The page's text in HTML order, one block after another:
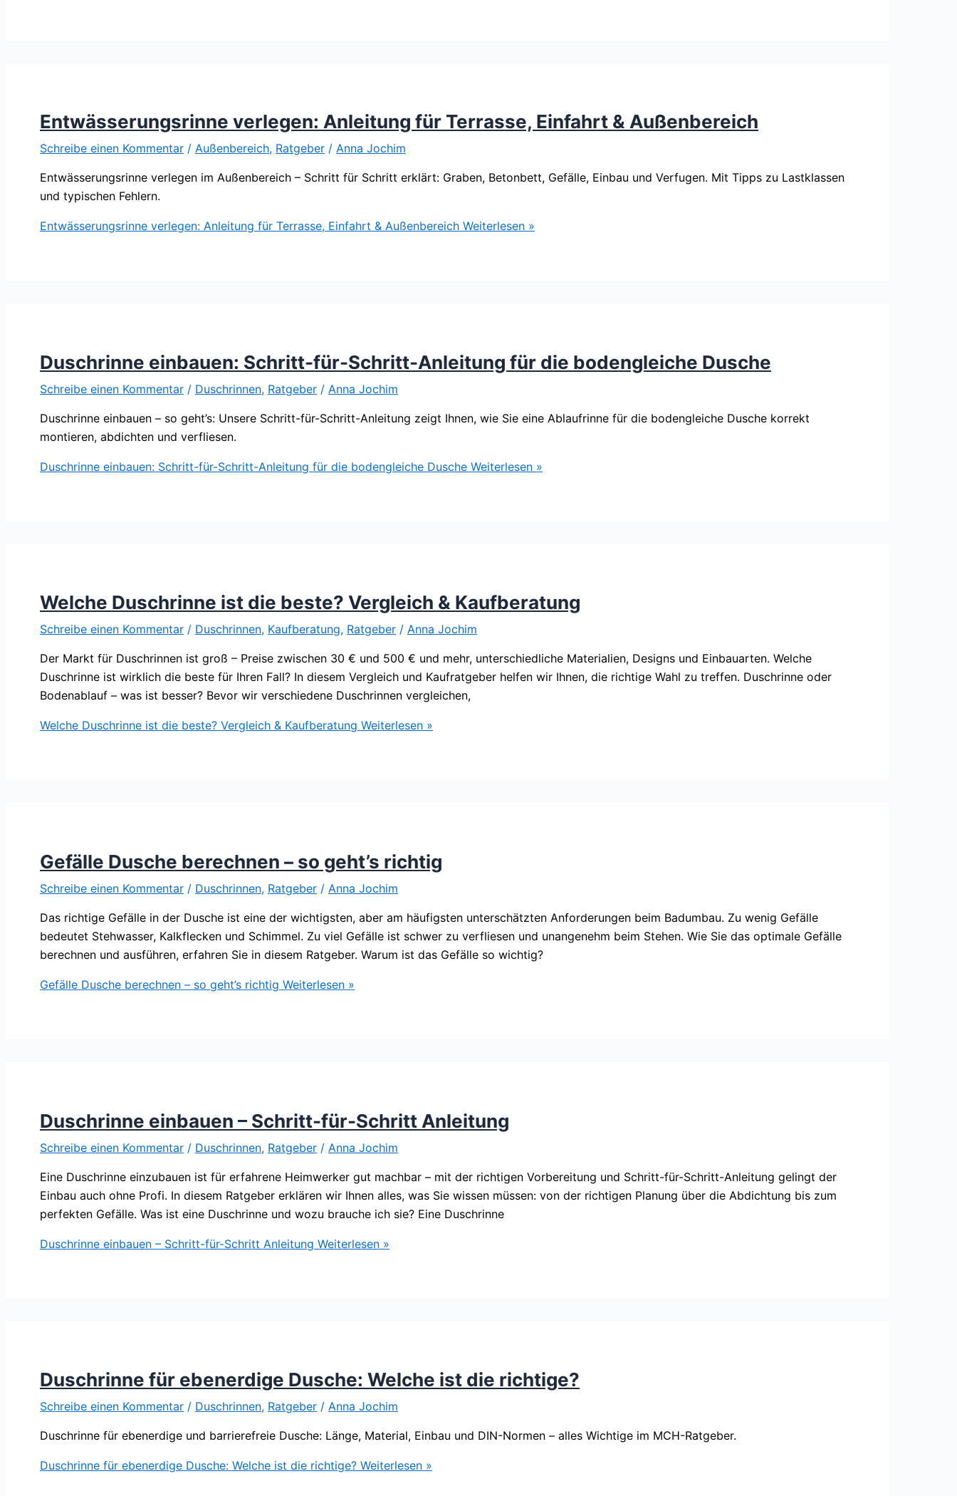
Entwässerungsrinne verlegen: Anleitung für Terrasse, Einfahrt & Außenbereich
Schreibe einen Kommentar / Außenbereich, Ratgeber / Anna Jochim
Entwässerungsrinne verlegen im Außenbereich – Schritt für Schritt erklärt: Graben, Betonbett, Gefälle, Einbau und Verfugen. Mit Tipps zu Lastklassen
und typischen Fehlern.
Entwässerungsrinne verlegen: Anleitung für Terrasse, Einfahrt & Außenbereich Weiterlesen »
Duschrinne einbauen: Schritt-für-Schritt-Anleitung für die bodengleiche Dusche
Schreibe einen Kommentar / Duschrinnen, Ratgeber / Anna Jochim
Duschrinne einbauen – so geht’s: Unsere Schritt-für-Schritt-Anleitung zeigt Ihnen, wie Sie eine Ablaufrinne für die bodengleiche Dusche korrekt
montieren, abdichten und verfliesen.
Duschrinne einbauen: Schritt-für-Schritt-Anleitung für die bodengleiche Dusche Weiterlesen »
Welche Duschrinne ist die beste? Vergleich & Kaufberatung
Schreibe einen Kommentar / Duschrinnen, Kaufberatung, Ratgeber / Anna Jochim
Der Markt für Duschrinnen ist groß – Preise zwischen 30 € und 500 € und mehr, unterschiedliche Materialien, Designs und Einbauarten. Welche
Duschrinne ist wirklich die beste für Ihren Fall? In diesem Vergleich und Kaufratgeber helfen wir Ihnen, die richtige Wahl zu treffen. Duschrinne oder
Bodenablauf – was ist besser? Bevor wir verschiedene Duschrinnen vergleichen,
Welche Duschrinne ist die beste? Vergleich & Kaufberatung Weiterlesen »
Gefälle Dusche berechnen – so geht’s richtig
Schreibe einen Kommentar / Duschrinnen, Ratgeber / Anna Jochim
Das richtige Gefälle in der Dusche ist eine der wichtigsten, aber am häufigsten unterschätzten Anforderungen beim Badumbau. Zu wenig Gefälle
bedeutet Stehwasser, Kalkflecken und Schimmel. Zu viel Gefälle ist schwer zu verfliesen und unangenehm beim Stehen. Wie Sie das optimale Gefälle
berechnen und ausführen, erfahren Sie in diesem Ratgeber. Warum ist das Gefälle so wichtig?
Gefälle Dusche berechnen – so geht’s richtig Weiterlesen »
Duschrinne einbauen – Schritt-für-Schritt Anleitung
Schreibe einen Kommentar / Duschrinnen, Ratgeber / Anna Jochim
Eine Duschrinne einzubauen ist für erfahrene Heimwerker gut machbar – mit der richtigen Vorbereitung und Schritt-für-Schritt-Anleitung gelingt der
Einbau auch ohne Profi. In diesem Ratgeber erklären wir Ihnen alles, was Sie wissen müssen: von der richtigen Planung über die Abdichtung bis zum
perfekten Gefälle. Was ist eine Duschrinne und wozu brauche ich sie? Eine Duschrinne
Duschrinne einbauen – Schritt-für-Schritt Anleitung Weiterlesen »
Duschrinne für ebenerdige Dusche: Welche ist die richtige?
Schreibe einen Kommentar / Duschrinnen, Ratgeber / Anna Jochim
Duschrinne für ebenerdige und barrierefreie Dusche: Länge, Material, Einbau und DIN-Normen – alles Wichtige im MCH-Ratgeber.
Duschrinne für ebenerdige Dusche: Welche ist die richtige? Weiterlesen »